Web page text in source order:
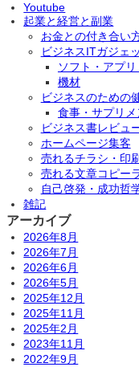
Youtube
起業と経営と副業
お金との付き合い
ビジネスITガジェ
ソフト・アプ
機材
ビジネスのための
食事・サプリメ
ビジネス書レビュ
ホームページ集客
売れるチラシ・印
売れる文章コピー
自己啓発・成功哲
雑記
アーカイブ
2026年8月
2026年7月
2026年6月
2026年5月
2025年12月
2025年11月
2025年2月
2023年11月
2022年9月